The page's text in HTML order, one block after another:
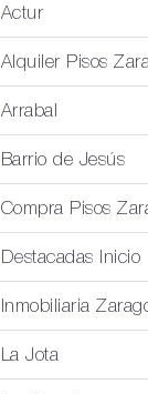
Actur
Alquiler Pisos
Arrabal
Barrio de Jesús
Compra Pisos
Destacadas Inicio
Inmobiliaria
La Jota